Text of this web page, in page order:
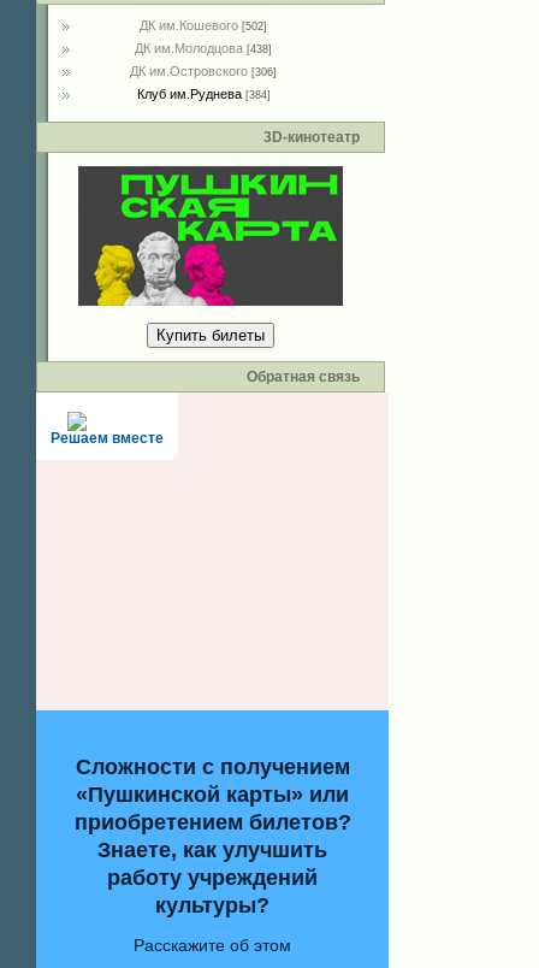
ДК им.Кошевого [502]
ДК им.Молодцова [438]
ДК им.Островского [306]
Клуб им.Руднева [384]
3D-кинотеатр
Купить билеты
Обратная связь
Решаем вместе
Сложности с получением
«Пушкинской карты» или
приобретением билетов?
Знаете, как улучшить
работу учреждений
культуры?
Расскажите об этом